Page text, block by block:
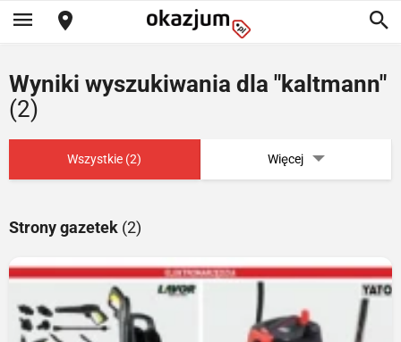
Wyniki wyszukiwania dla "kaltmann"
(2)
Wszystkie (2) Więcej
Strony gazetek (2)